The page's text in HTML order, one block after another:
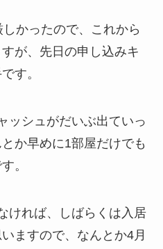
かったので、これから
が、先日の申し込みキ
す。
ッシュがだいぶ出ていっ
か早めに1部屋だけでも
。
ければ、しばらくは入居
ますので、なんとか4月